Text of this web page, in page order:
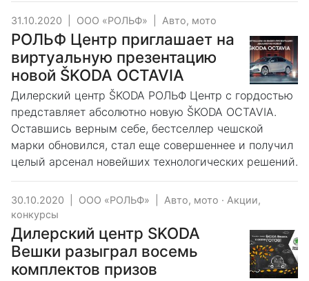
31.10.2020 ООО «РОЛЬФ» Авто, мото
РОЛЬФ Центр приглашает на
виртуальную презентацию
новой ŠKODA OCTAVIA
Дилерский центр ŠKODA РОЛЬФ Центр с гордостью
представляет абсолютно новую ŠKODA OCTAVIA.
Оставшись верным себе, бестселлер чешской
марки обновился, стал еще совершеннее и получил
целый арсенал новейших технологических решений.
30.10.2020 ООО «РОЛЬФ» Авто, мото · Акции,
конкурсы
Дилерский центр SKODA
Вешки разыграл восемь
комплектов призов